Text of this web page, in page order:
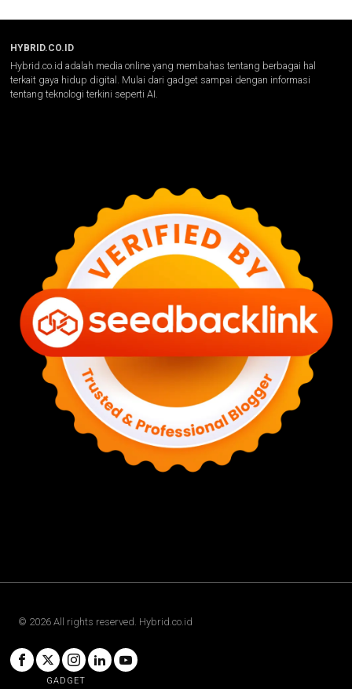
HYBRID.CO.ID
Hybrid.co.id adalah media online yang membahas tentang berbagai hal
terkait gaya hidup digital. Mulai dari gadget sampai dengan informasi
tentang teknologi terkini seperti AI.
© 2026 All rights reserved. Hybrid.co.id
GADGET